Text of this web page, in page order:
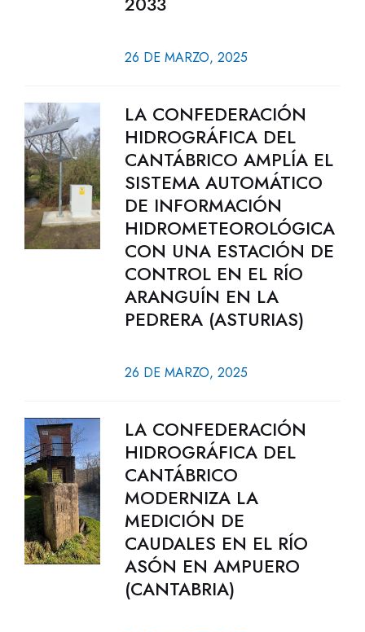
26 DE MARZO, 2025
LA CONFEDERACIÓN
HIDROGRÁFICA DEL
CANTÁBRICO AMPLÍA EL
SISTEMA AUTOMÁTICO
DE INFORMACIÓN
HIDROMETEOROLÓGICA
CON UNA ESTACIÓN DE
CONTROL EN EL RÍO
ARANGUÍN EN LA
PEDRERA (ASTURIAS)
26 DE MARZO, 2025
LA CONFEDERACIÓN
HIDROGRÁFICA DEL
CANTÁBRICO
MODERNIZA LA
MEDICIÓN DE
CAUDALES EN EL RÍO
ASÓN EN AMPUERO
(CANTABRIA)